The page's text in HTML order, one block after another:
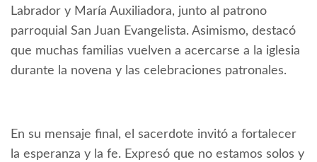
Labrador y María Auxiliadora, junto al patrono
parroquial San Juan Evangelista. Asimismo, destacó
que muchas familias vuelven a acercarse a la iglesia
durante la novena y las celebraciones patronales.
En su mensaje final, el sacerdote invitó a fortalecer
la esperanza y la fe. Expresó que no estamos solos y